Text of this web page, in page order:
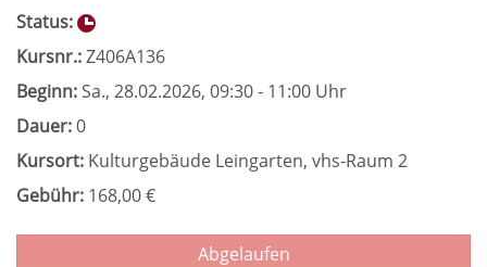
Status:
Kursnr.:Z406A136
Beginn:Sa., 28.02.2026, 09:30 - 11:00 Uhr
Dauer:0
Kursort: Kulturgebäude Leingarten, vhs-Raum 2
Gebühr: 168,00 €
Abgelaufen